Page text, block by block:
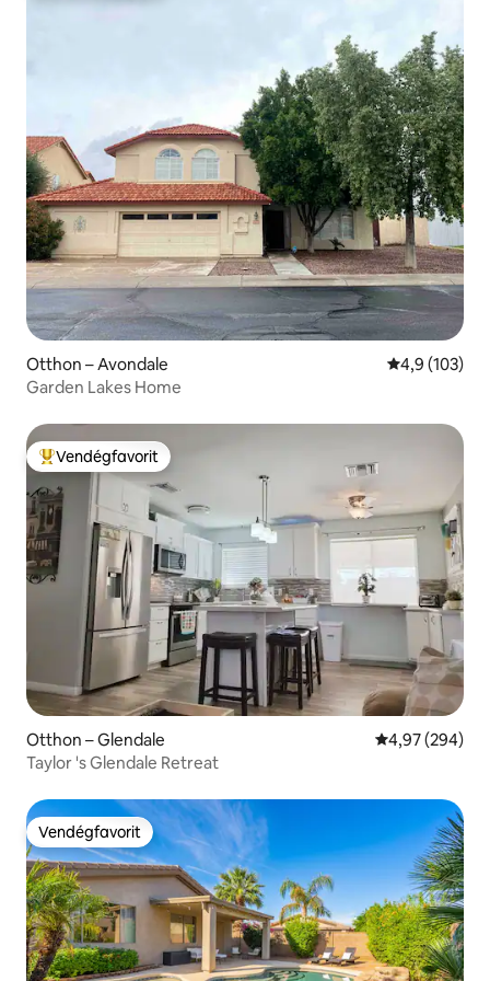
Otthon – Avondale Átlagos
4,9 (103)
Garden Lakes Home
Kiemelt vendégfavorit
Vendégfavorit
Otthon – Glendale Átlagos
4,97 (294)
Taylor 's Glendale Retreat
Vendégfavorit
Vendégfavorit